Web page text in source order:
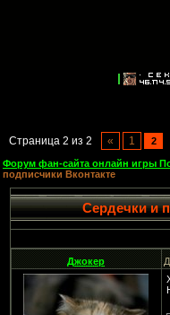
Страница 2 из 2 « 1 2
Форум фан-сайта онлайн игры
подписчики Вконтакте
Сердечки и
Джокер